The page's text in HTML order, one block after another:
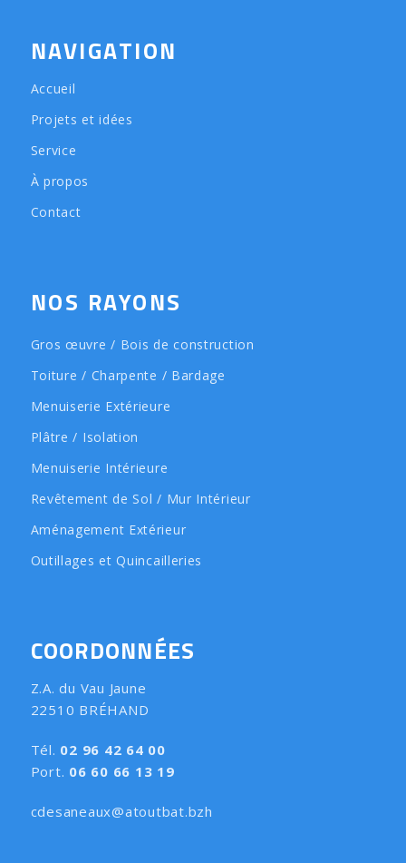
NAVIGATION
Accueil
Projets et idées
Service
À propos
Contact
NOS RAYONS
Gros œuvre / Bois de construction
Toiture / Charpente / Bardage
Menuiserie Extérieure
Plâtre / Isolation
Menuiserie Intérieure
Revêtement de Sol / Mur Intérieur
Aménagement Extérieur
Outillages et Quincailleries
COORDONNÉES
Z.A. du Vau Jaune
22510 BRÉHAND
Tél. 02 96 42 64 00
Port. 06 60 66 13 19
cdesaneaux@atoutbat.bzh